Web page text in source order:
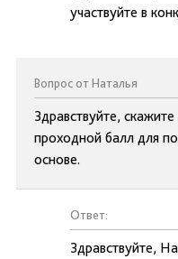
участвуйте в
Вопрос от Наталья
Здравствуйте,
проходной балл для
основе.
Ответ:
Здравствуйте,